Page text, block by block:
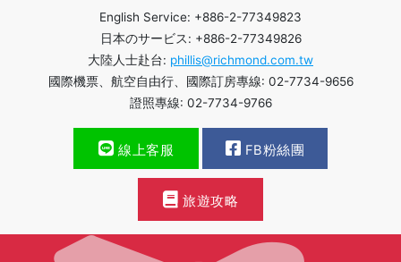
English Service: +886-2-77349823
日本のサービス: +886-2-77349826
大陸人士赴台: phillis@richmond.com.tw
國際機票、航空自由行、國際訂房專線: 02-7734-9656
證照專線: 02-7734-9766
線上客服 FB粉絲團
旅遊攻略